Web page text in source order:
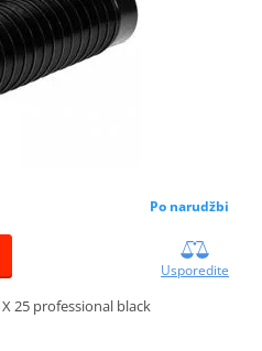
Po narudžbi
Usporedite
25 professional black